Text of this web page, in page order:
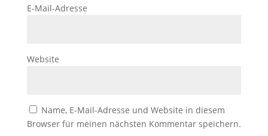
E-Mail-Adresse
Website
Name, E-Mail-Adresse und Website in diesem
Browser für meinen nächsten Kommentar speichern.